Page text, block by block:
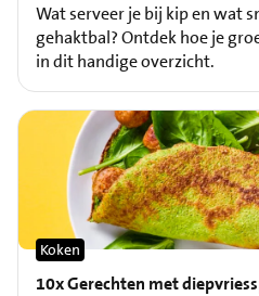
Wat serveer je bij kip en wat
gehaktbal? Ontdek hoe je
in dit handige overzicht.
10x Gerechten met
Koken